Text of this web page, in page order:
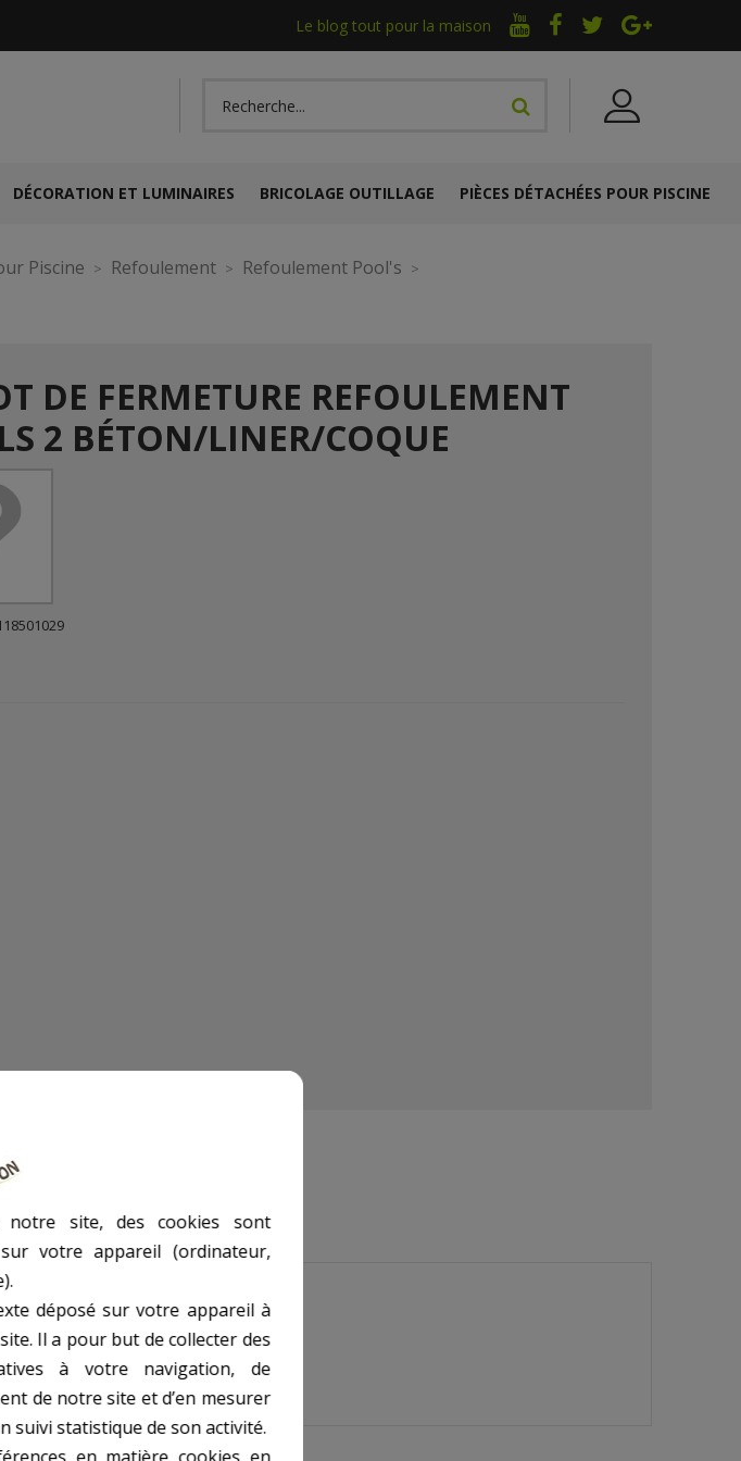
Le blog tout pour la maison
DÉCORATION ET LUMINAIRES BRICOLAGE OUTILLAGE PIÈCES DÉTACHÉES POUR PISCINE
Piscine Refoulement
Refoulement Pool's
DE FERMETURE REFOULEMENT
2 BÉTON/LINER/COQUE
site, des cookies sont
votre appareil (ordinateur,
déposé sur votre appareil à
Il a pour but de collecter des
à votre navigation, de
de notre site et d’en mesurer
suivi statistique de son activité.
en matière cookies en